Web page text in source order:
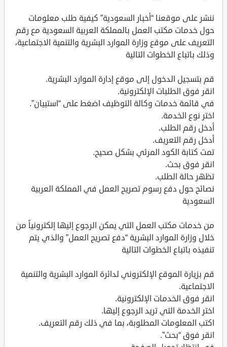
ننشر على موقعنا “أخبار السعودية” كيفية طلب معلومات
حول خدمات مكتب العمل بالمملكة العربية السعودية مع رقم
التعريف على موقع وزارة الموارد البشرية والتنمية الاجتماعية،
وذلك باتباع الخطوات التالية
قم بتسجيل الدخول إلى موقع إدارة الموارد البشرية.
انقر فوق الطلبات الإلكترونية.
في قائمة خدمات وكالة التوظيف اضغط على “استبيان”.
اختر نوع الخدمة.
أدخل رقم الطلب.
أدخل رقم التعريف.
تمت كتابة الكود المرئي بشكل صحيح.
انقر فوق بحث.
تظهر حالة الطلب.
نصائح حول دفع رسوم تصريح العمل في المملكة العربية
السعودية
من خدمات مكتب العمل التي يمكن الرجوع إليها إلكترونياً من
خلال وزارة الموارد البشرية “دفع تصريح العمل” والذي يتم
تنفيذه باتباع الخطوات التالية
قم بزيارة الموقع الإلكتروني لدائرة الموارد البشرية والتنمية
الاجتماعية.
انقر فوق الخدمات الإلكترونية.
اختر الخدمة التي تريد الرجوع إليها.
اكتب المعلومات المطلوبة، بما في ذلك رقم التعريف.
انقر فوق “بحث”.